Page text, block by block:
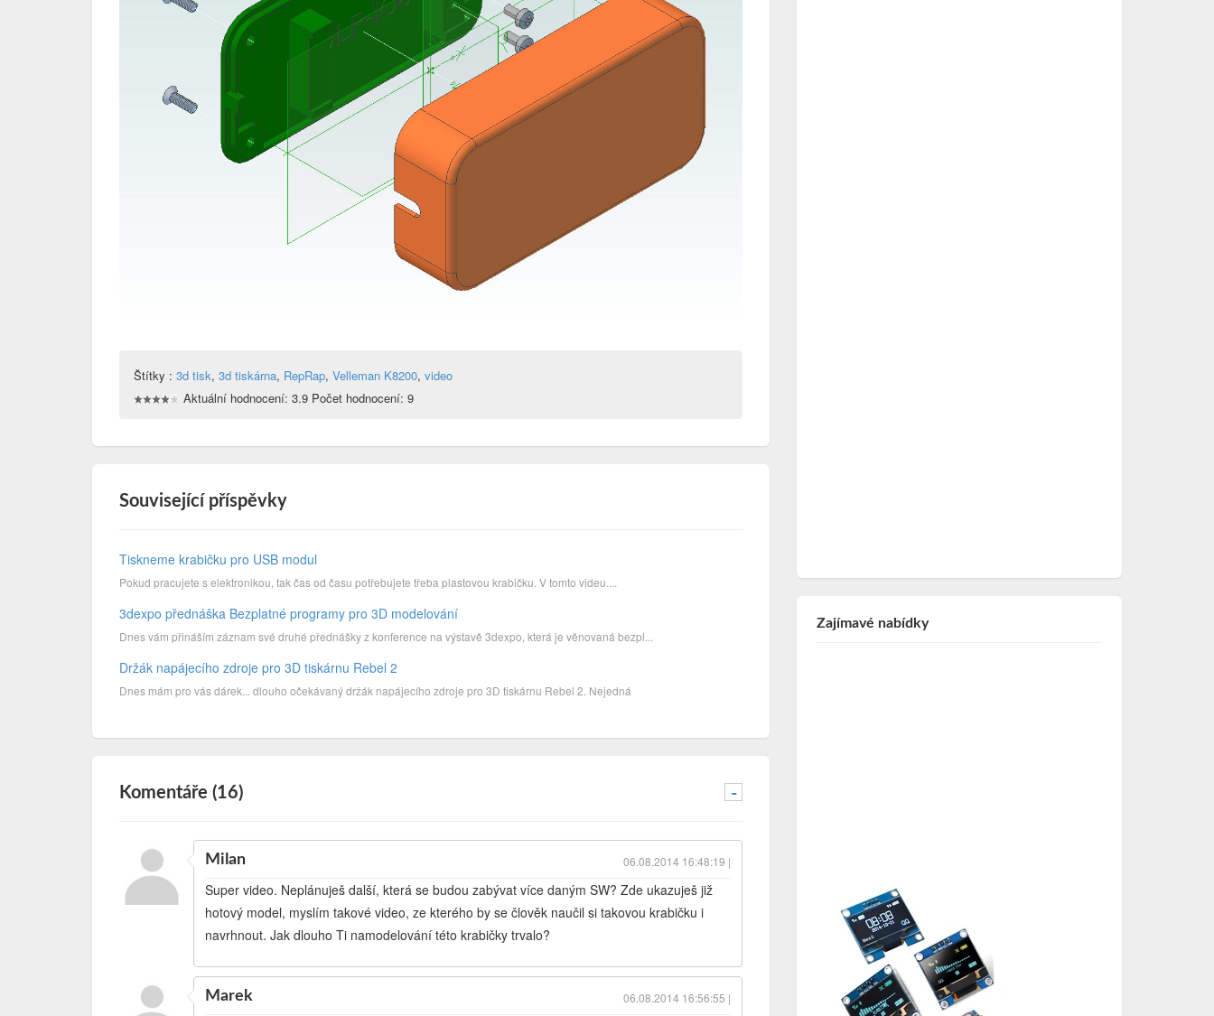
Štítky : 3d tisk, 3d tiskárna, RepRap, Velleman K8200, video
Aktuální hodnocení: 3.9 Počet hodnocení: 9
Související příspěvky
Tiskneme krabičku pro USB modul
Pokud pracujete s elektronikou, tak čas od času potřebujete třeba plastovou krabičku. V tomto videu....
3dexpo přednáška Bezplatné programy pro 3D modelování
Dnes vám přináším záznam své druhé přednášky z konference na výstavě 3dexpo, která je věnovaná bezpl...
Držák napájecího zdroje pro 3D tiskárnu Rebel 2
Dnes mám pro vás dárek... dlouho očekávaný držák napájecího zdroje pro 3D tiskárnu Rebel 2. Nejedná
Komentáře (16) -
Milan 06.08.2014 16:48:19 |
Super video. Neplánuješ další, která se budou zabývat více daným SW? Zde ukazuješ již
hotový model, myslím takové video, ze kterého by se člověk naučil si takovou krabičku i
navrhnout. Jak dlouho Ti namodelování této krabičky trvalo?
Marek 06.08.2014 16:56:55 |
Zajímavé nabídky